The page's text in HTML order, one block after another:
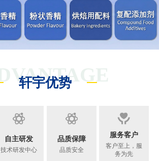
轩宇优势
自主研发
技术研发中心
品质保障
品质安全
服务客户
客户至上，服
务为先